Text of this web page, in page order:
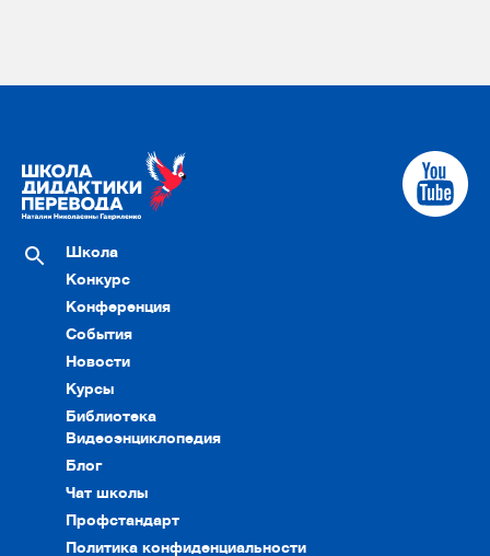
Школа
Конкурс
Конференция
События
Новости
Курсы
Библиотека
Видеоэнциклопедия
Блог
Чат школы
Профстандарт
Политика конфиденциальности